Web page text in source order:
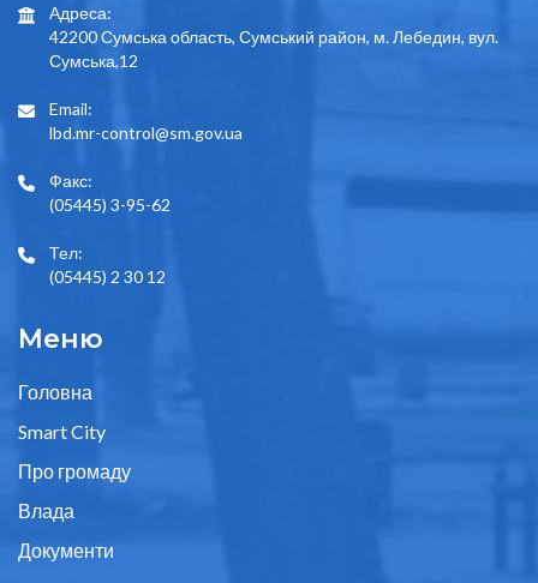
Адреса:
42200 Сумська область, Сумський район, м. Лебедин, вул.
Сумська,12
Email:
lbd.mr-control@sm.gov.ua
Факс:
(05445) 3-95-62
Тел:
(05445) 2 30 12
Меню
Головна
Smart City
Про громаду
Влада
Документи